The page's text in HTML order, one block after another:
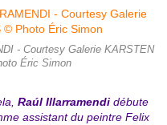
- Courtesy Galerie KARSTEN
Éric Simon
Raúl Illarramendi débute
assistant du peintre Felix